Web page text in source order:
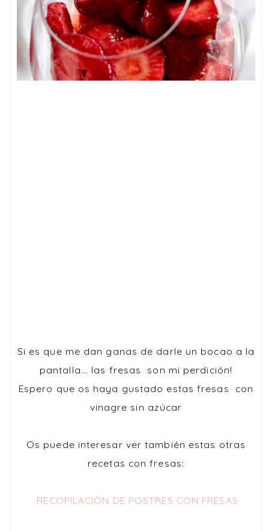
Si es que me dan ganas de darle un bocao a la
pantalla... las fresas son mi perdición!
Espero que os haya gustado estas fresas con
vinagre sin azúcar
Os puede interesar ver también estas otras
recetas con fresas:
RECOPILACIÓN DE POSTRES CON FRESAS